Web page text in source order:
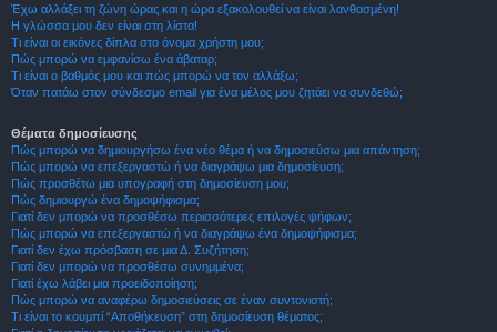
Έχω αλλάξει τη ζώνη ώρας και η ώρα εξακολουθεί να είναι λανθασμένη!
Η γλώσσα μου δεν είναι στη λίστα!
Τι είναι οι εικόνες δίπλα στο όνομα χρήστη μου;
Πώς μπορώ να εμφανίσω ένα άβαταρ;
Τι είναι ο βαθμός μου και πώς μπορώ να τον αλλάξω;
Όταν πατάω στον σύνδεσμο email για ένα μέλος μου ζητάει να συνδεθώ;
Θέματα δημοσίευσης
Πώς μπορώ να δημιουργήσω ένα νέο θέμα ή να δημοσιεύσω μια απάντηση;
Πώς μπορώ να επεξεργαστώ ή να διαγράψω μια δημοσίευση;
Πώς προσθέτω μια υπογραφή στη δημοσίευση μου;
Πώς δημιουργώ ένα δημοψήφισμα;
Γιατί δεν μπορώ να προσθέσω περισσότερες επιλογές ψήφων;
Πώς μπορώ να επεξεργαστώ ή να διαγράψω ένα δημοψήφισμα;
Γιατί δεν έχω πρόσβαση σε μια Δ. Συζήτηση;
Γιατί δεν μπορώ να προσθέσω συνημμένα;
Γιατί έχω λάβει μια προειδοποίηση;
Πώς μπορώ να αναφέρω δημοσιεύσεις σε έναν συντονιστή;
Τι είναι το κουμπί “Αποθήκευση” στη δημοσίευση θέματος;